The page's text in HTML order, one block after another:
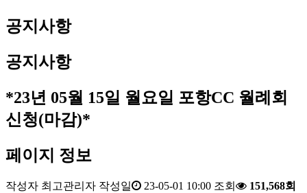
공지사항
공지사항
*23년 05월 15일 월요일 포항CC 월례회
신청(마감)*
페이지 정보
작성자 최고관리자 작성일 23-05-01 10:00 조회
151,568회